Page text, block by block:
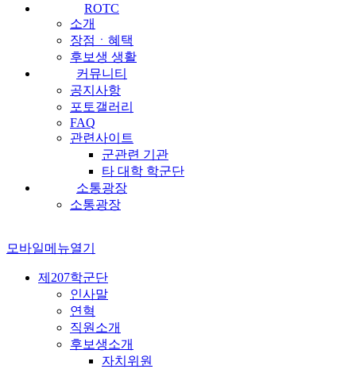
ROTC
소개
장점ㆍ혜택
후보생 생활
커뮤니티
공지사항
포토갤러리
FAQ
관련사이트
군관련 기관
타 대학 학군단
소통광장
소통광장
모바일메뉴열기
제207학군단
인사말
연혁
직원소개
후보생소개
자치위원